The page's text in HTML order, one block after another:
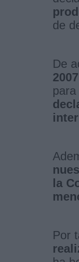
de
De
2007
para
la
Por